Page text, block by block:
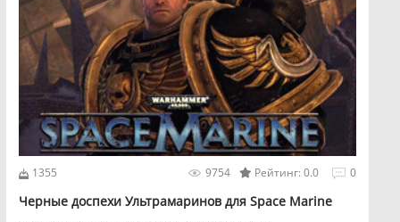
1355 0
Рейтинг: 0.0
9754
Черные доспехи Ультрамаринов для Space Marine